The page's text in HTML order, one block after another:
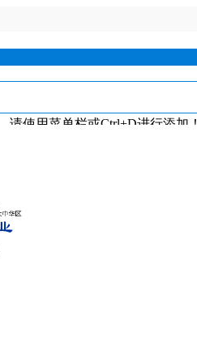
请使用菜单栏或Ctrl+D进行添加！